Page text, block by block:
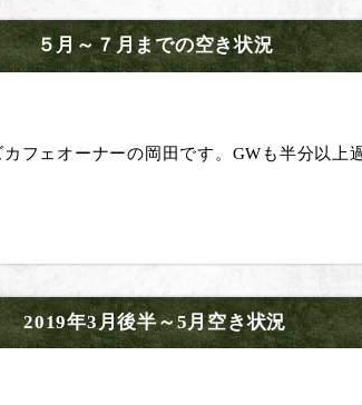
５月～７月までの空き状況
フェオーナーの岡田です。GWも半分以上
2019年3月後半～5月空き状況